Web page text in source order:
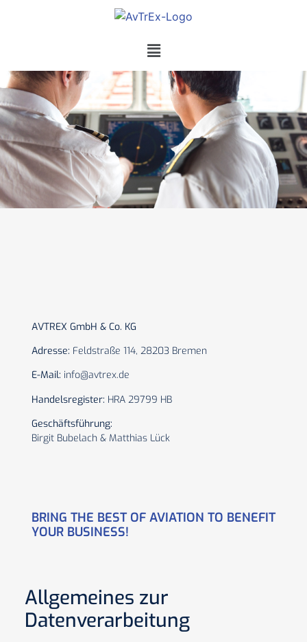
AVTREX GmbH & Co. KG
Adresse: Feldstraße 114, 28203 Bremen
E-Mail: info@avtrex.de
Handelsregister: HRA 29799 HB
Geschäftsführung:
Birgit Bubelach & Matthias Lück
BRING THE BEST OF AVIATION TO BENEFIT
YOUR BUSINESS!
Allgemeines zur
Datenverarbeitung